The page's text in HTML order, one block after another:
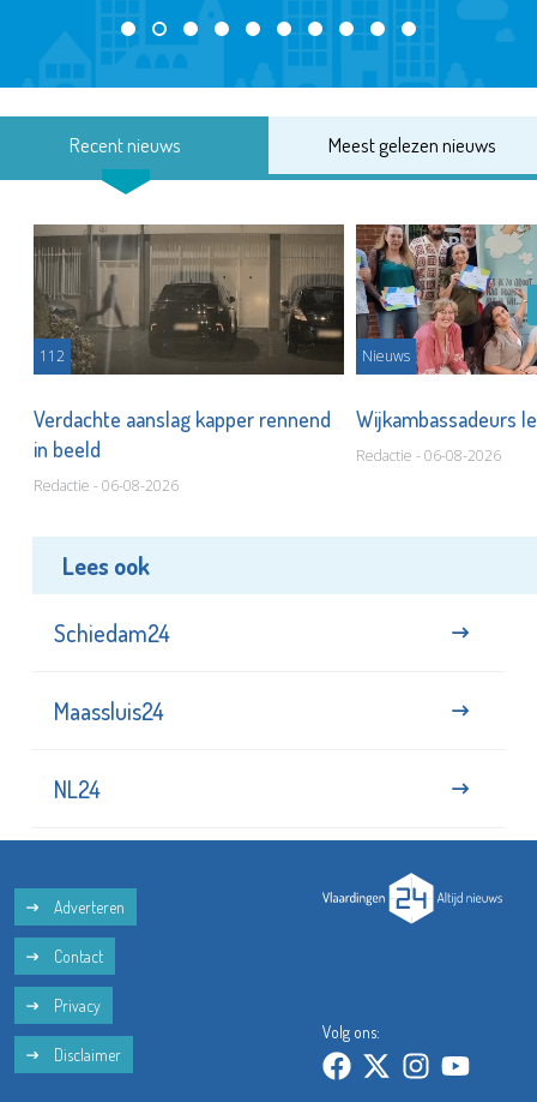
Recent nieuws Meest gelezen nieuws
112
Verdachte aanslag kapper rennend
in beeld
Redactie - 06-08-2026
Nieuws
Wijkambassadeurs
Redactie - 06-08-2026
Lees ook
Schiedam24
Maassluis24
NL24
Adverteren
Contact
Privacy
Disclaimer
Volg ons: